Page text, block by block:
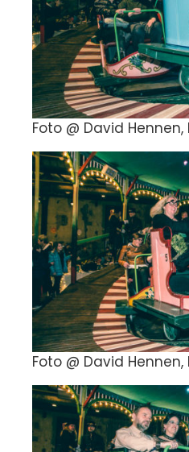
Foto @ David
Foto @ David